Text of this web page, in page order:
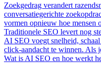
Zoekgedrag verandert
conversatiegerichte
vormen opnieuw hoe mensen
Traditionele SEO levert nog
AI SEO voegt snelheid,
click-aandacht te winnen. Als
Wat is AI SEO en hoe werkt